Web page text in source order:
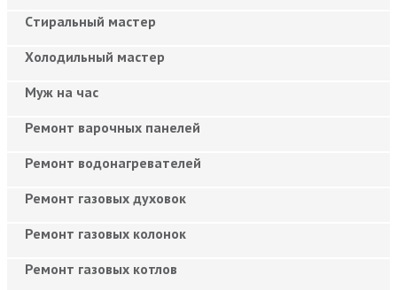
Cтиральный мастер
Холодильный мастер
Муж на час
Ремонт варочных панелей
Ремонт водонагревателей
Ремонт газовых духовок
Ремонт газовых колонок
Ремонт газовых котлов